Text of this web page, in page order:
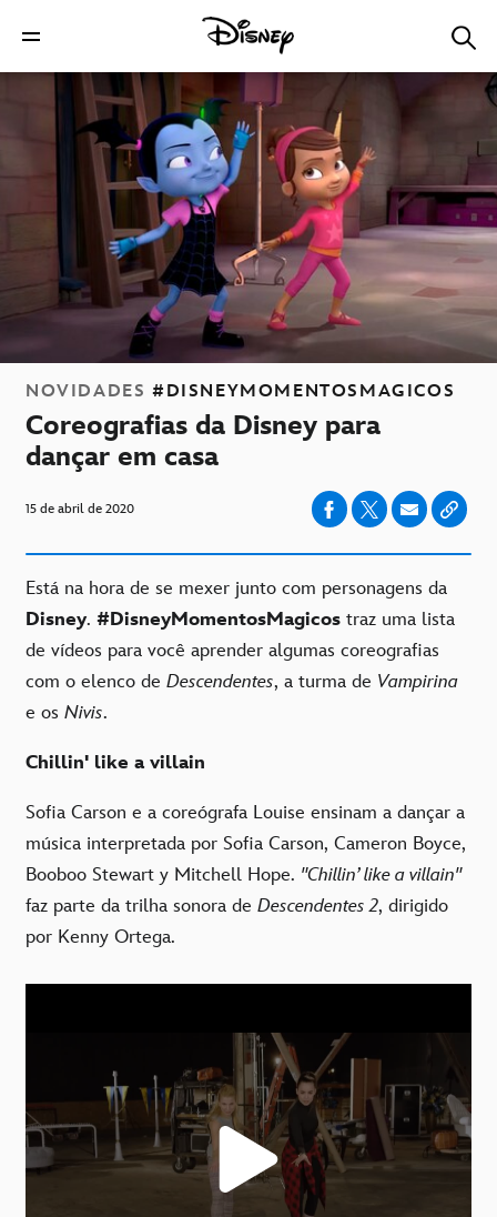
NOVIDADES #DISNEYMOMENTOSMAGICOS
Coreografias da Disney para
dançar em casa
15 de abril de 2020
Está na hora de se mexer junto com personagens da
Disney. #DisneyMomentosMagicos traz uma lista
de vídeos para você aprender algumas coreografias
com o elenco de Descendentes, a turma de Vampirina
e os Nivis.
Chillin' like a villain
Sofia Carson e a coreógrafa Louise ensinam a dançar a
música interpretada por Sofia Carson, Cameron Boyce,
Booboo Stewart y Mitchell Hope. "Chillin’ like a villain"
faz parte da trilha sonora de Descendentes 2, dirigido
por Kenny Ortega.